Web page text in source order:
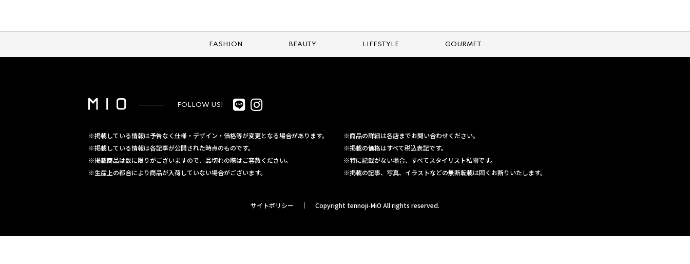
FASHION BEAUTY LIFESTYLE GOURMET
FOLLOW US!
※掲載している情報は予告なく仕様・デザイン・価格等が変更となる場合があります。
※掲載している情報は各記事が公開された時点のものです。
※掲載商品は数に限りがございますので、品切れの際はご容赦ください。
※生産上の都合により商品が入荷していない場合がございます。
※商品の詳細は各店までお問い合わせください。
※掲載の価格はすべて税込表記です。
※特に記載がない場合、すべてスタイリスト私物です。
※掲載の記事、写真、イラストなどの無断転載は固くお断りいたします。
サイトポリシー Copyright tennoji-MiO All rights reserved.